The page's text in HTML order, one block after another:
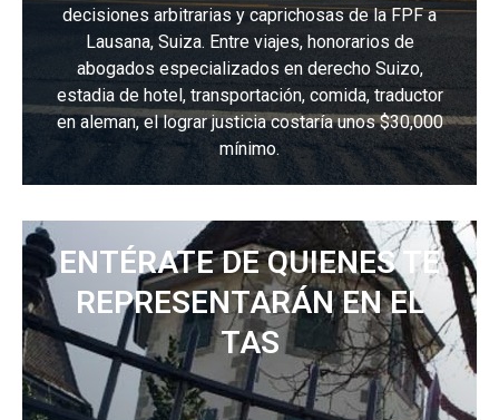
decisiones arbitrarias y caprichosas de la FPF a
Lausana, Suiza. Entre viajes, honorarios de
abogados especializados en derecho Suizo,
estadia de hotel, transportación, comida, traductor
en aleman, el lograr justicia costaría unos $30,000
mínimo.
ENTÉRATE DE QUIENES TE
REPRESENTARÁN EN EL
TAS